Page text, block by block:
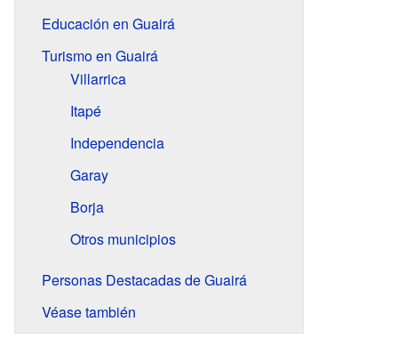
Educación en Guairá
Turismo en Guairá
Villarrica
Itapé
Independencia
Garay
Borja
Otros municipios
Personas Destacadas de Guairá
Véase también